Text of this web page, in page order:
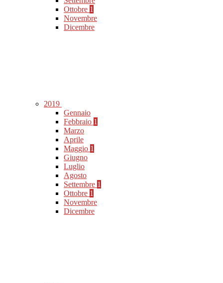
Ottobre 1
Novembre
Dicembre
2019
Gennaio
Febbraio 1
Marzo
Aprile
Maggio 1
Giugno
Luglio
Agosto
Settembre 1
Ottobre 1
Novembre
Dicembre